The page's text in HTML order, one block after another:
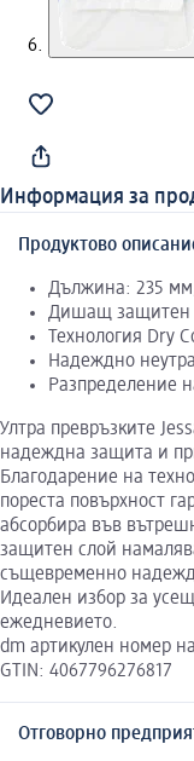
Информация за
Продуктово
Дължина: 235
Дишащ защитен
Технология Dry
Надеждно
Разпределение
Ултра превръзките
надеждна защита и
Благодарение на
пореста повърхност
абсорбира във
защитен слой
същевременно
Идеален избор за
ежедневието.
dm артикулен номер
GTIN: 4067796276817
Отговорно